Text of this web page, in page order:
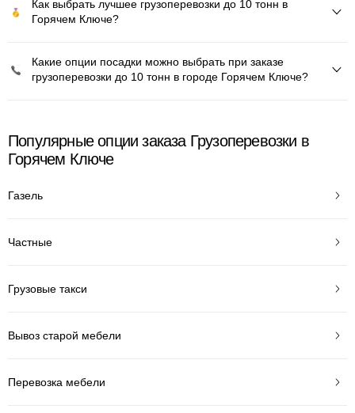
Как выбрать лучшее грузоперевозки до 10 тонн в
Горячем Ключе?
Какие опции посадки можно выбрать при заказе
грузоперевозки до 10 тонн в городе Горячем Ключе?
Популярные опции заказа Грузоперевозки в
Горячем Ключе
Газель
Частные
Грузовые такси
Вывоз старой мебели
Перевозка мебели